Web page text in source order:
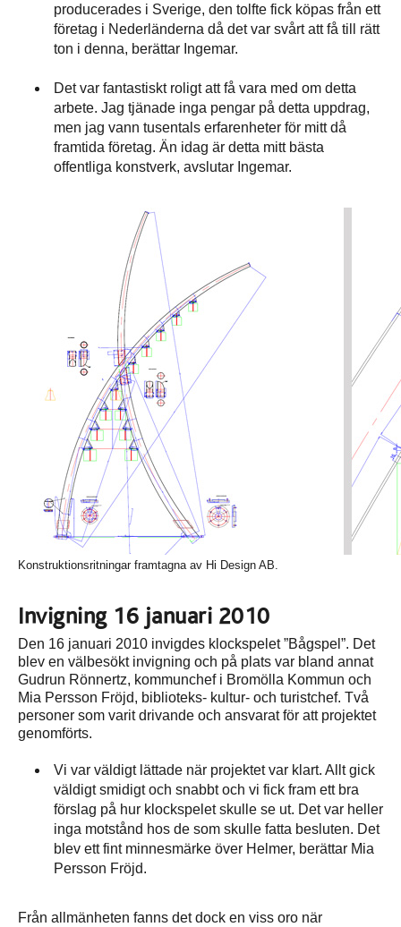
producerades i Sverige, den tolfte fick köpas från ett
företag i Nederländerna då det var svårt att få till rätt
ton i denna, berättar Ingemar.
Det var fantastiskt roligt att få vara med om detta
arbete. Jag tjänade inga pengar på detta uppdrag,
men jag vann tusentals erfarenheter för mitt då
framtida företag. Än idag är detta mitt bästa
offentliga konstverk, avslutar Ingemar.
Konstruktionsritningar framtagna av Hi Design AB.
Invigning 16 januari 2010
Den 16 januari 2010 invigdes klockspelet ”Bågspel”. Det
blev en välbesökt invigning och på plats var bland annat
Gudrun Rönnertz, kommunchef i Bromölla Kommun och
Mia Persson Fröjd, biblioteks- kultur- och turistchef. Två
personer som varit drivande och ansvarat för att projektet
genomförts.
Vi var väldigt lättade när projektet var klart. Allt gick
väldigt smidigt och snabbt och vi fick fram ett bra
förslag på hur klockspelet skulle se ut. Det var heller
inga motstånd hos de som skulle fatta besluten. Det
blev ett fint minnesmärke över Helmer, berättar Mia
Persson Fröjd.
Från allmänheten fanns det dock en viss oro när